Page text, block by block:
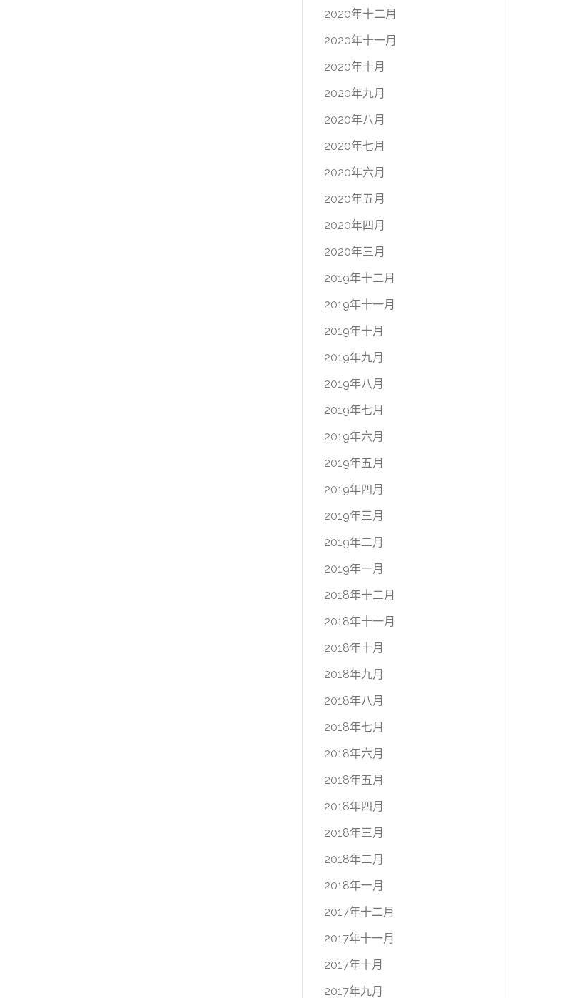
2020年十二月
2020年十一月
2020年十月
2020年九月
2020年八月
2020年七月
2020年六月
2020年五月
2020年四月
2020年三月
2019年十二月
2019年十一月
2019年十月
2019年九月
2019年八月
2019年七月
2019年六月
2019年五月
2019年四月
2019年三月
2019年二月
2019年一月
2018年十二月
2018年十一月
2018年十月
2018年九月
2018年八月
2018年七月
2018年六月
2018年五月
2018年四月
2018年三月
2018年二月
2018年一月
2017年十二月
2017年十一月
2017年十月
2017年九月